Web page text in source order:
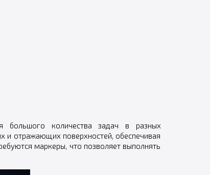
большого количества задач в разных
и отражающих поверхностей, обеспечивая
маркеры, что позволяет выполнять